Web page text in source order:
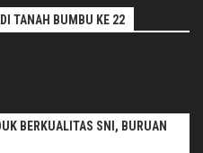
TANAH BUMBU KE 22
BERKUALITAS SNI, BURUAN